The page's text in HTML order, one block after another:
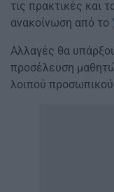
τις πρακτικές και
ανακοίνωση από το
Αλλαγές θα
προσέλευση
λοιπού